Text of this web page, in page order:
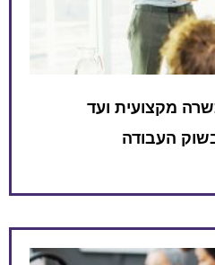
מקצועית ועד
העבודה